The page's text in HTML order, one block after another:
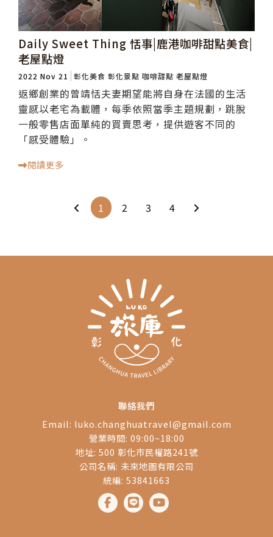
Daily Sweet Thing 恬事|鹿港咖啡甜點美食|
老屋點燈
2022 Nov 21 彰化美食 彰化景點 咖啡甜點 老屋點燈
返鄉創業的曾靖恬夫妻期望能將自身在法國的生活
靈感以老宅為載體，每季依照當季主題規劃，跳脫
一般零售店面單純的買賣思考，提供遊客不同的
「感受體驗」。
閱讀更多
1 2 3 4
聯絡我們
Email: luko.changhuatravel@gmail.com
營業時間: 09:00~18:00
地址: 500 彰化市民權路241號
公司名稱: 未來地圖有限公司
統編: 53841663